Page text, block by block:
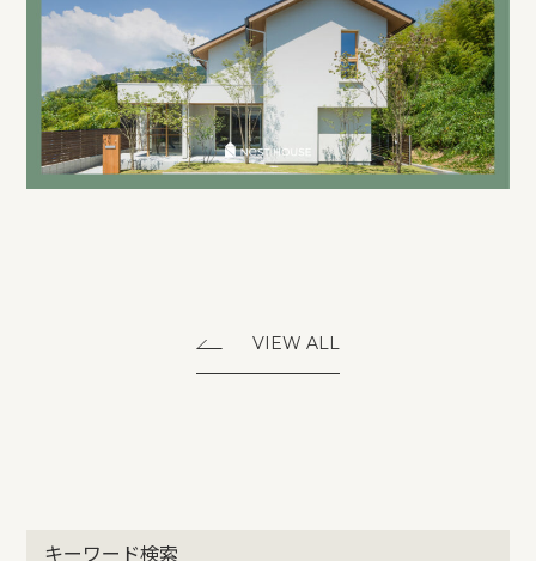
キーワード検索
VIEW ALL